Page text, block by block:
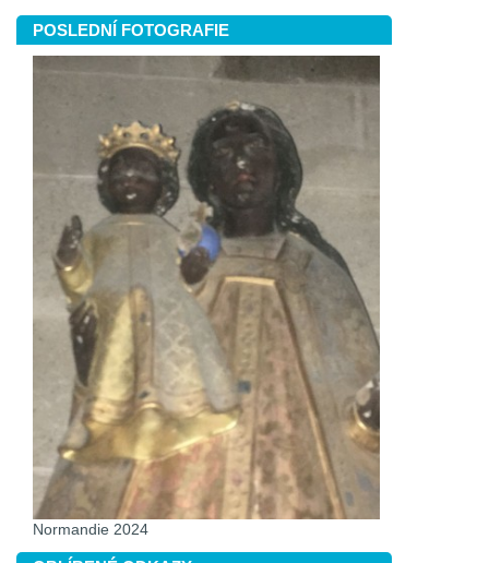
POSLEDNÍ FOTOGRAFIE
Normandie 2024